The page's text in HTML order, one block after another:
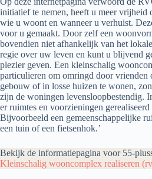
initiatief te nemen, heeft u meer vrijheid
wie u woont en wanneer u verhuist.
voor u gemaakt. Door zelf een
bovendien niet afhankelijk van het
regie over uw leven en kunt u blijvend
plezier geven. Een kleinschalig
particulieren om omringd door vrienden
gebouw of in losse huizen te wonen,
zijn de woningen levensloopbestendig.
er ruimtes en voorzieningen
Bijvoorbeeld een gemeenschappelijke
een tuin of een fietsenhok.’
Bekijk de informatiepagina voor 55-
Kleinschalig wooncomplex realiseren